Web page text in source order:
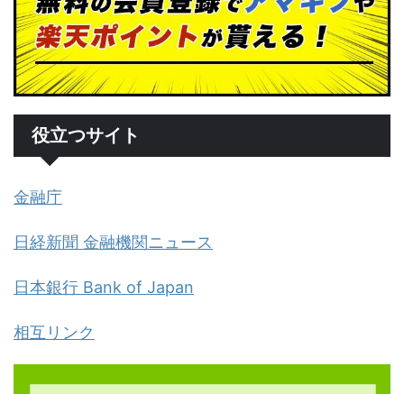
役立つサイト
金融庁
日経新聞 金融機関ニュース
日本銀行 Bank of Japan
相互リンク